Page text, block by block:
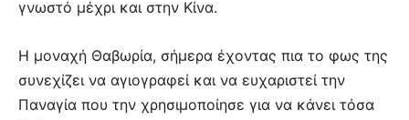
γνωστό μέχρι και στην Κίνα.
Η μοναχή Θαβωρία, σήμερα έχοντας πια το φως της
συνεχίζει να αγιογραφεί και να ευχαριστεί την
Παναγία που την χρησιμοποίησε για να κάνει τόσα